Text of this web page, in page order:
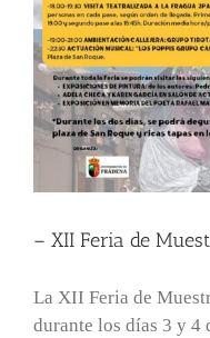
– XII Feria de
La XII Feria de
durante los días 3 y 4